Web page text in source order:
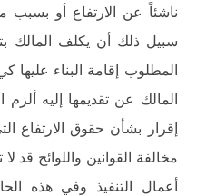
ناشئاً عن الارتفاع أو
سبيل ذلك أن يكلف المالك
المطلوب إقامة البناء عليها
المالك عن تقديمها إليه
إقرار بشأن حقوق الارتفاع
مخالفة القوانين واللوائح قد
أعمال التنفيذ وفي هذه